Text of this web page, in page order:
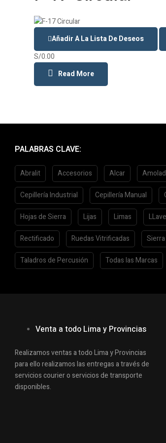
Añadir A La Lista De Deseos
S/0.00
Read More
PALABRAS CLAVE:
Abralit Accesorios Alcar
Cepillería Industrial Cepillería Manual
Hojas de Sierra Lijas Limas
Rectificado Ruedas Vitrificadas
Taladros de Percusión Todas las Marcas
Venta a todo Lima y Provincias
Realizamos ventas a todo Lima y Provincias
para ello realizamos las entregas a través de
servicios courier o servicios de transporte
disponibles.